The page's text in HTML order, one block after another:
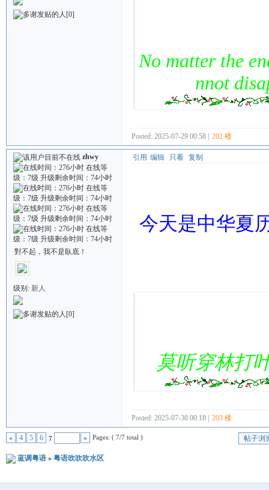
[0]
No matter the
nnot
Posted: 2025-07-29 00:58 | 202 楼
zhwy
對不起，我不是臥底！
级别: 新人
[0]
引用 编辑 只看 复制
今天是中华夏
莫听穿林打
Posted: 2025-07-30 00:18 | 203 楼
« 4 5 6 7 » Pages: ( 7/7 total ) 帖子浏
蓝调粤语» 粤语吹吹吹水区